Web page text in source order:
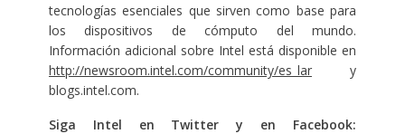
tecnologías esenciales que sirven como base para
los dispositivos de cómputo del mundo.
Información adicional sobre Intel está disponible en
http://newsroom.intel.com/community/es_lary
blogs.intel.com.
Siga Intel en Twitter y en Facebook: